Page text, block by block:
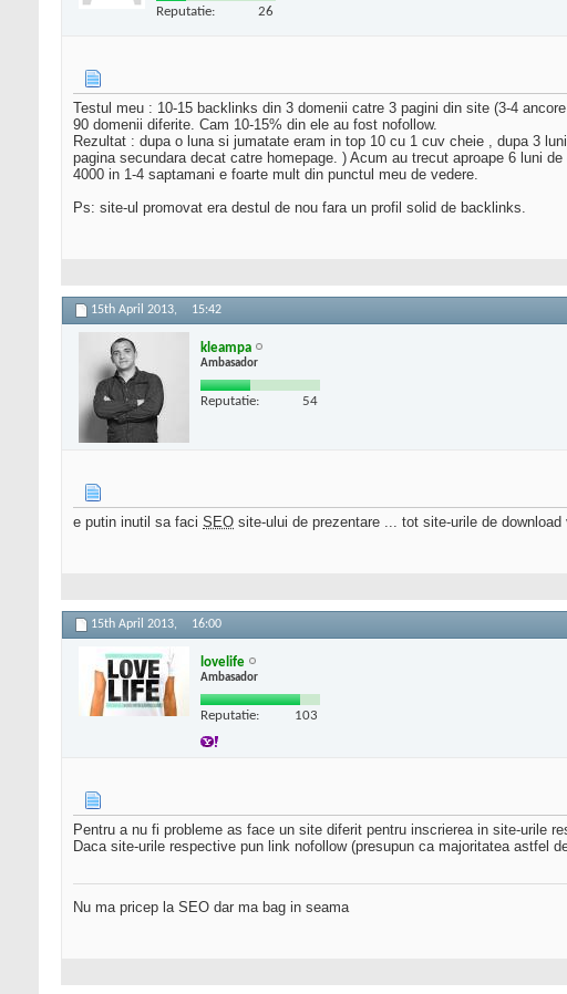
Reputatie: 26
Testul meu : 10-15 backlinks din 3 domenii catre 3 pagini din site (3-4
90 domenii diferite. Cam 10-15% din ele au fost nofollow.
Rezultat : dupa o luna si jumatate eram in top 10 cu 1 cuv cheie , dupa 3
pagina secundara decat catre homepage. ) Acum au trecut aproape 6 luni
4000 in 1-4 saptamani e foarte mult din punctul meu de vedere.
Ps: site-ul promovat era destul de nou fara un profil solid de backlinks.
15th April 2013, 15:42
kleampa
Ambasador
Reputatie: 54
e putin inutil sa faci SEO site-ului de prezentare ... tot site-urile de
15th April 2013, 16:00
lovelife
Ambasador
Reputatie: 103
Pentru a nu fi probleme as face un site diferit pentru inscrierea in site-urile
Daca site-urile respective pun link nofollow (presupun ca majoritatea astfel
Nu ma pricep la SEO dar ma bag in seama